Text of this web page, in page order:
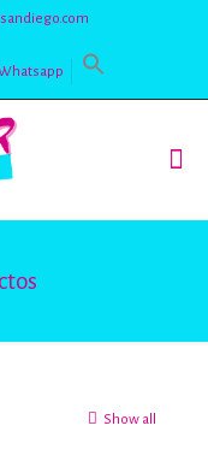
Show all